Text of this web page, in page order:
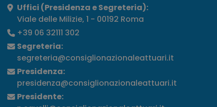
Uffici (Presidenza e Segreteria):
Viale delle Milizie, 1 - 00192 Roma
+39 06 32111 302
Segreteria:
segreteria@consiglionazionaleattuari.it
Presidenza:
presidenza@consiglionazionaleattuari.it
Presidente: